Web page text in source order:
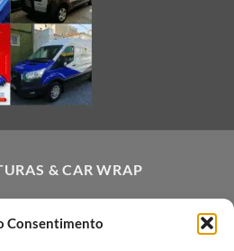
Consentimento
& CAR WRAP